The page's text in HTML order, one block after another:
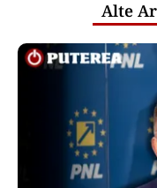
de
Puterea
la 1